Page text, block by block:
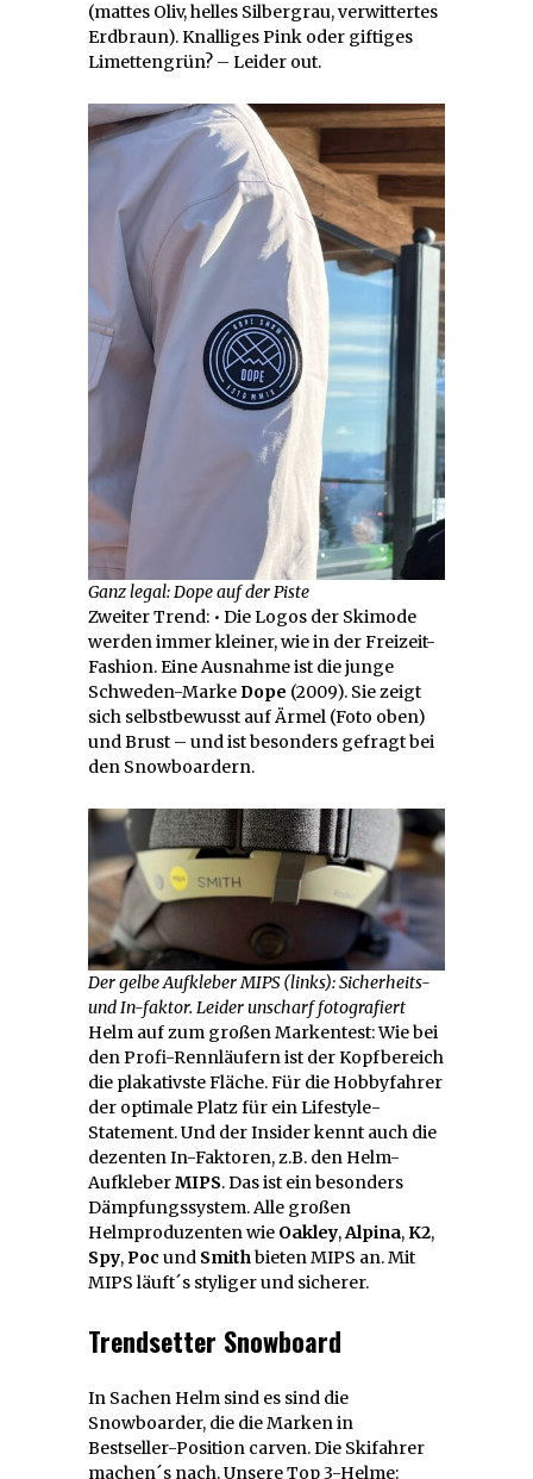
(mattes Oliv, helles Silbergrau, verwittertes
Erdbraun). Knalliges Pink oder giftiges
Limettengrün? – Leider out.
Ganz legal: Dope auf der Piste
Zweiter Trend: • Die Logos der Skimode
werden immer kleiner, wie in der Freizeit-
Fashion. Eine Ausnahme ist die junge
Schweden-MarkeDope (2009). Sie zeigt
sich selbstbewusst auf Ärmel (Foto oben)
und Brust – und ist besonders gefragt bei
den Snowboardern.
Der gelbe Aufkleber MIPS (links): Sicherheits-
und In-faktor. Leider unscharf fotografiert
Helm auf zum großen Markentest: Wie bei
den Profi-Rennläufern ist der Kopfbereich
die plakativste Fläche. Für die Hobbyfahrer
der optimale Platz für ein Lifestyle-
Statement. Und der Insider kennt auch die
dezenten In-Faktoren, z.B. den Helm-
AufkleberMIPS. Das ist ein besonders
Dämpfungssystem. Alle großen
Helmproduzenten wie Oakley,Alpina,K2,
Spy,Poc und Smithbieten MIPS an. Mit
MIPS läuft´s styliger und sicherer.
Trendsetter Snowboard
In Sachen Helm sind es sind die
Snowboarder, die die Marken in
Bestseller-Position carven. Die Skifahrer
machen´s nach. Unsere Top 3-Helme: